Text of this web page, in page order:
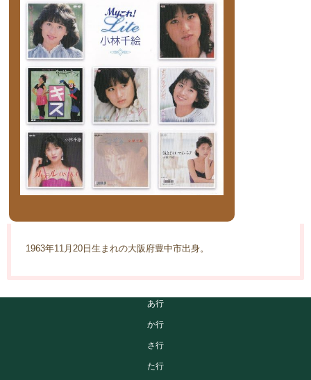
1963年11月20日生まれの大阪府豊中市出身。
あ行
か行
さ行
た行